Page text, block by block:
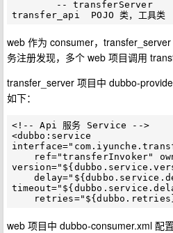
web 作为 consumer，
务注册发现，多个 web 项目调用
transfer_server 项目中 dubbo-
如下：
<!-- Api 服务 Service -->
<dubbo:service
    delay="${dubbo.service.delay}"
web 项目中 dubbo-consumer.xml 配